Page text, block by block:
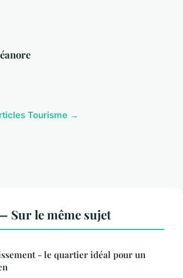
Tourisme →
Sur le même sujet
- le quartier idéal pour un